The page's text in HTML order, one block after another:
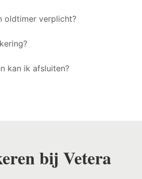
oldtimer verplicht?
kan ik afsluiten?
bij Vetera